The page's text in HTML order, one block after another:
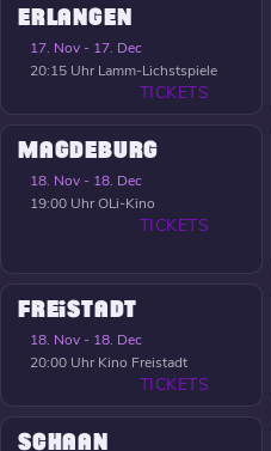
ERLANGEN
17. Nov - 17. Dec
20:15 Uhr Lamm-Lichstspiele
TICKETS
MAGDEBURG
18. Nov - 18. Dec
19:00 UhrOLi-Kino
TICKETS
FREISTADT
18. Nov - 18. Dec
20:00 Uhr Kino Freistadt
TICKETS
SCHAAN